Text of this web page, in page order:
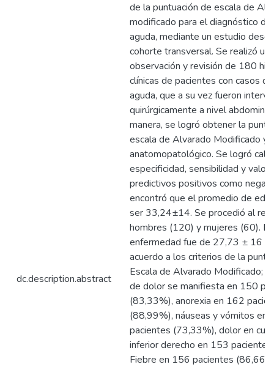
dc.description.abstract
de la puntuación de escala de
modificado para el diagnóstico
aguda, mediante un estudio
cohorte transversal. Se realizó un
observación y revisión de 180
clínicas de pacientes con casos
aguda, que a su vez fueron
quirúrgicamente a nivel
manera, se logró obtener la
escala de Alvarado Modificado y
anatomopatológico. Se logró
especificidad, sensibilidad y
predictivos positivos como
encontró que el promedio de
ser 33,24±14. Se procedió al
hombres (120) y mujeres (60).
enfermedad fue de 27,73 ± 16
acuerdo a los criterios de la
Escala de Alvarado Modificado;
de dolor se manifiesta en 150
(83,33%), anorexia en 162
(88,99%), náuseas y vómitos en
pacientes (73,33%), dolor en
inferior derecho en 153
Fiebre en 156 pacientes